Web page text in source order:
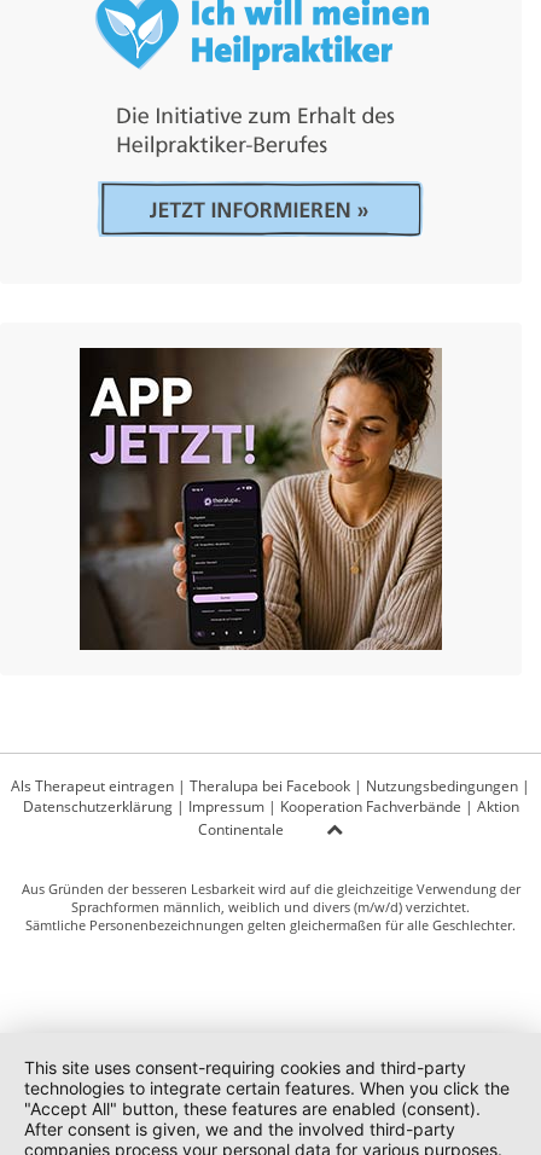
Als Therapeut eintragen | Theralupa bei Facebook | Nutzungsbedingungen |
Datenschutzerklärung| Impressum| Kooperation Fachverbände | Aktion
Continentale
Aus Gründen der besseren Lesbarkeit wird auf die gleichzeitige Verwendung der
Sprachformen männlich, weiblich und divers (m/w/d) verzichtet.
Sämtliche Personenbezeichnungen gelten gleichermaßen für alle Geschlechter.
This site uses consent-requiring cookies and third-party
technologies to integrate certain features. When you click the
"Accept All" button, these features are enabled (consent).
After consent is given, we and the involved third-party
companies process your personal data for various purposes.